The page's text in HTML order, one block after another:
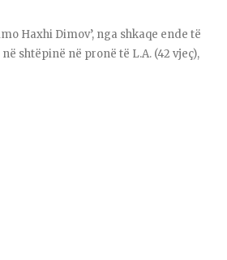
Haxhi Dimov’, nga shkaqe ende të
shtëpinë në pronë të L.A. (42 vjeç),